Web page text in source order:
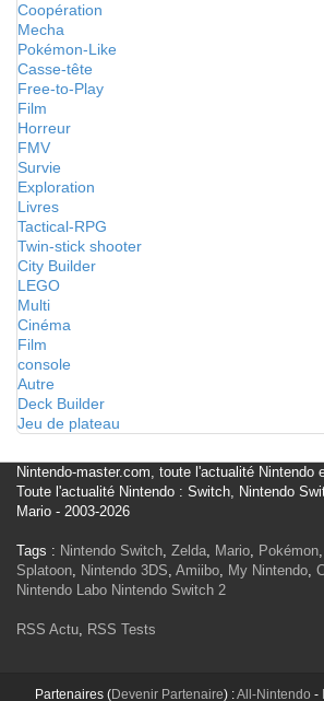
Coopération
Mecha
Pokémon-Like
Casse-tête
Free-to-Play
Film
Horreur
FMV
Survie
Exploration
Livres
Tactical-RPG
Twin-stick shooter
City Builder
LEGO
Multi
Cinéma
Film
console
Autre
Deck Builder
Jeu de plateau
Nintendo-master.com, toute l'actualité Nintendo
Toute l'actualité Nintendo : Switch, Nintendo
Mario - 2003-2026
Tags : Nintendo Switch, Zelda, Mario, Pokémon,
Splatoon, Nintendo 3DS, Amiibo, My Nintendo,
Nintendo Labo Nintendo Switch 2
RSS Actu, RSS Tests
Partenaires (Devenir Partenaire) :All-Nintendo -